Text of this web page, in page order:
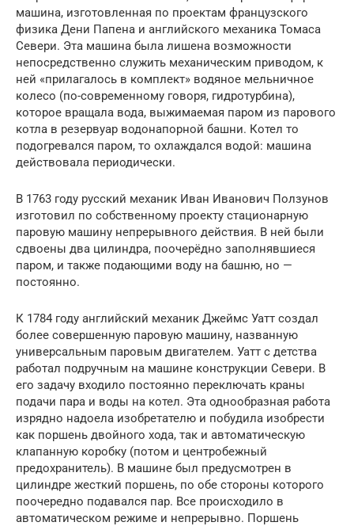
машина, изготовленная по проектам французского
физика Дени Папена и английского механика Томаса
Севери. Эта машина была лишена возможности
непосредственно служить механическим приводом, к
ней «прилагалось в комплект» водяное мельничное
колесо (по-современному говоря, гидротурбина),
которое вращала вода, выжимаемая паром из парового
котла в резервуар водонапорной башни. Котел то
подогревался паром, то охлаждался водой: машина
действовала периодически.
В 1763 году русский механик Иван Иванович Ползунов
изготовил по собственному проекту стационарную
паровую машину непрерывного действия. В ней были
сдвоены два цилиндра, поочерёдно заполнявшиеся
паром, и также подающими воду на башню, но —
постоянно.
К 1784 году английский механик Джеймс Уатт создал
более совершенную паровую машину, названную
универсальным паровым двигателем. Уатт с детства
работал подручным на машине конструкции Севери. В
его задачу входило постоянно переключать краны
подачи пара и воды на котел. Эта однообразная работа
изрядно надоела изобретателю и побудила изобрести
как поршень двойного хода, так и автоматическую
клапанную коробку (потом и центробежный
предохранитель). В машине был предусмотрен в
цилиндре жесткий поршень, по обе стороны которого
поочередно подавался пар. Все происходило в
автоматическом режиме и непрерывно. Поршень